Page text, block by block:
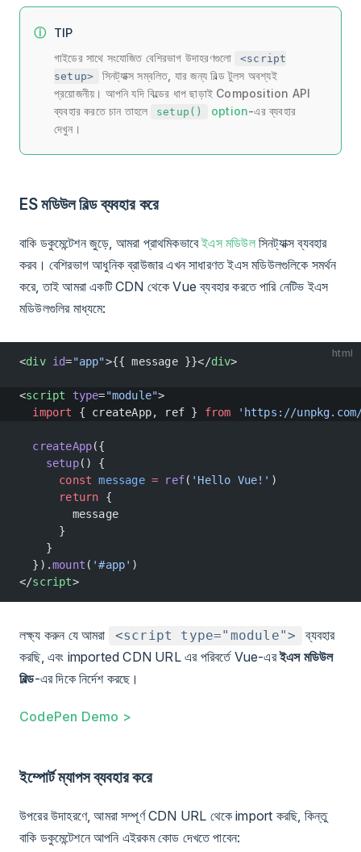
TIP
গাইডের সাথে সংযোজিত বেশিরভাগ উদাহরণগুলো
<script
setup>
সিনট্যাক্স সম্বলিত, যার জন্য বিল্ড টুলস অবশ্যই
প্রয়োজনীয়। আপনি যদি বিল্ডের ধাপ ছাড়াই Composition API
ব্যবহার করতে চান তাহলে
setup() option-এর ব্যবহার
দেখুন।
ES মডিউল বিল্ড ব্যবহার করে
বাকি ডকুমেন্টেশন জুড়ে, আমরা প্রাথমিকভাবেইএস মডিউলসিনট্যাক্স ব্যবহার
করব। বেশিরভাগ আধুনিক ব্রাউজার এখন সাধারণত ইএস মডিউলগুলিকে সমর্থন
করে, তাই আমরা একটি CDN থেকে Vue ব্যবহার করতে পারি নেটিভ ইএস
মডিউলগুলির মাধ্যমে:
html
<div id="app">{{ message }}</div>
<script type="module">
  import
{ createApp, ref } from 'https://
  createApp
({
    setup
() {
      const
message = ref( 'Hello Vue!' )
      return
{
        message
      }
    }
  }).
mount ( '#app' )
</script>
লক্ষ্য করুন যে আমরা <script type="module">
ব্যবহার
করছি, এবং imported CDN URL এর পরিবর্তে Vue-এরইএস মডিউল
বিল্ড-এর দিকে নির্দেশ করছে।
CodePen Demo >
ইম্পোর্ট ম্যাপস ব্যবহার করে
উপরের উদাহরণে, আমরা সম্পূর্ণ CDN URL থেকে import করছি, কিন্তু
বাকি ডকুমেন্টেশনে আপনি এইরকম কোড দেখতে পাবেন: